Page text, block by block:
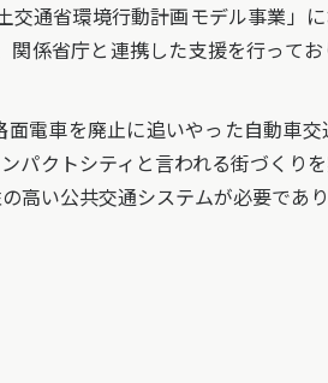
通省環境行動計画モデル事業」
係省庁と連携した支援を行って
電車を廃止に追いやった自動車
パクトシティと言われる街づくり
高い公共交通システムが必要であ